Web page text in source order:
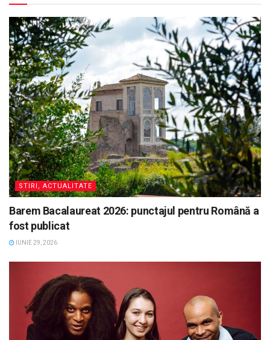
STIRI, ACTUALITATE
Barem Bacalaureat 2026: punctajul pentru Română a
fost publicat
IUNIE 29, 2026